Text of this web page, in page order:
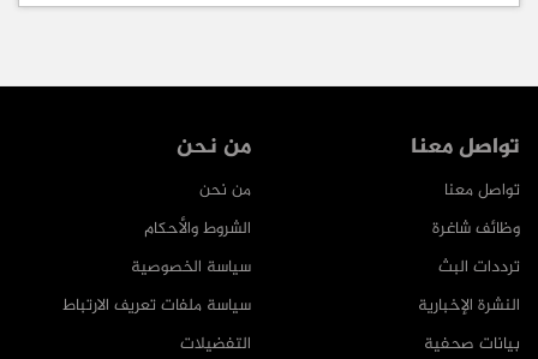
من نحن
من نحن
الشروط والأحكام
سياسة الخصوصية
سياسة ملفات تعريف الارتباط
التفضيلات
تواصل معنا
تواصل معنا
وظائف شاغرة
ترددات البث
النشرة الإخبارية
بيانات صحفية